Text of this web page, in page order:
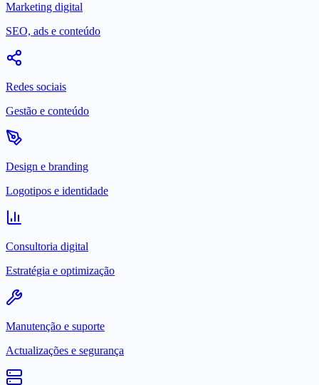
Marketing digital
SEO, ads e conteúdo
Redes sociais
Gestão e conteúdo
Design e branding
Logotipos e identidade
Consultoria digital
Estratégia e optimização
Manutenção e suporte
Actualizações e segurança